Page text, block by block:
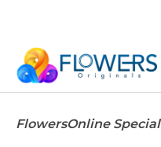
FlowersOnline Special